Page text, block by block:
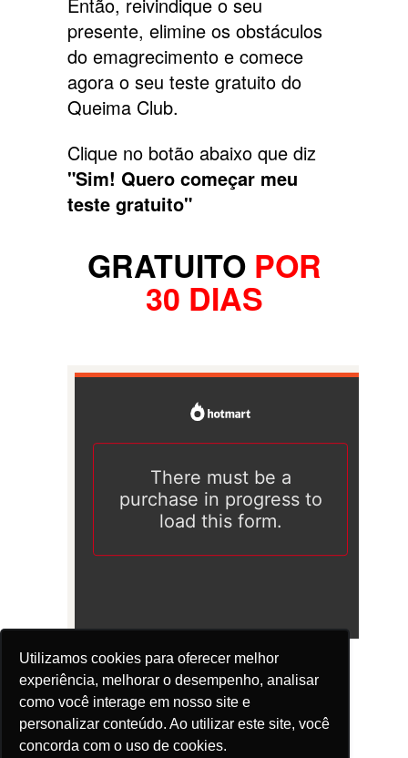
Utilizamos cookies para oferecer melhor
experiência, melhorar o desempenho, analisar
como você interage em nosso site e
personalizar conteúdo. Ao utilizar este site, você
concorda com o uso de cookies.
presente, elimine os obstáculos
do emagrecimento e comece
agora o seu teste gratuito do
Queima Club.
Clique no botão abaixo que diz
"Sim! Quero começar meu
teste gratuito"
GRATUITO POR
30 DIAS